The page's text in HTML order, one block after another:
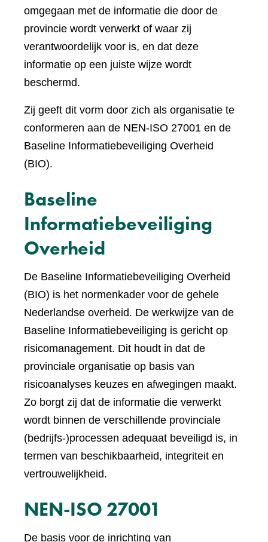
omgegaan met de informatie die door de
provincie wordt verwerkt of waar zij
verantwoordelijk voor is, en dat deze
informatie op een juiste wijze wordt
beschermd.
Zij geeft dit vorm door zich als organisatie te
conformeren aan de NEN-ISO 27001 en de
Baseline Informatiebeveiliging Overheid
(BIO).
Baseline
Informatiebeveiliging
Overheid
De Baseline Informatiebeveiliging Overheid
(BIO) is het normenkader voor de gehele
Nederlandse overheid. De werkwijze van de
Baseline Informatiebeveiliging is gericht op
risicomanagement. Dit houdt in dat de
provinciale organisatie op basis van
risicoanalyses keuzes en afwegingen maakt.
Zo borgt zij dat de informatie die verwerkt
wordt binnen de verschillende provinciale
(bedrijfs-)processen adequaat beveiligd is, in
termen van beschikbaarheid, integriteit en
vertrouwelijkheid.
NEN-ISO 27001
De basis voor de inrichting van